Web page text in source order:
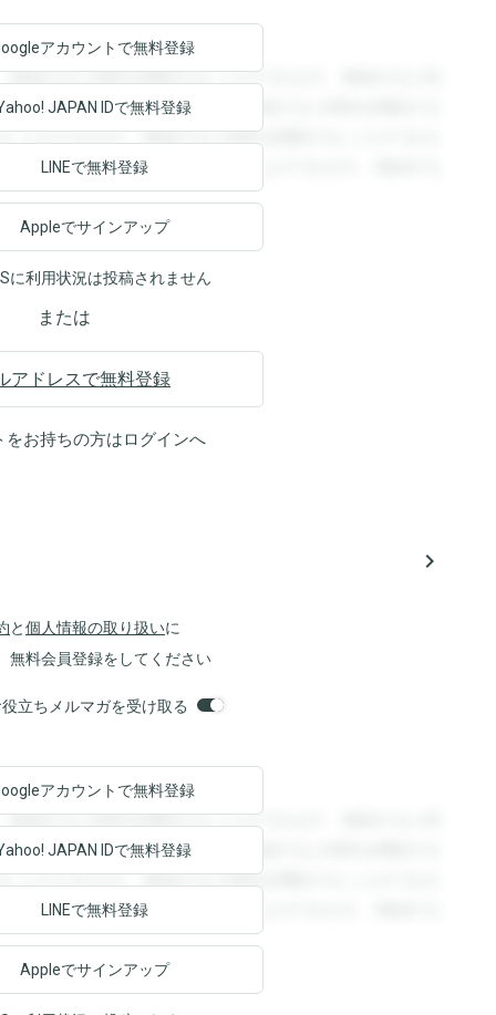
録すると回答を閲覧することができます。登録すると回
を閲覧することができます。登録すると回答を閲覧する
とができます。登録すると回答を閲覧することができま
。登録すると回答を閲覧することができます。登録する
アカウントで無料登録
JAPAN IDで無料登録
LINEで無料登録
Appleでサインアップ
に利用状況は投稿されません
または
アドレスで無料登録
をお持ちの方はログインへ
navigate_next
と個人情報の取り扱いに
無料会員登録をしてください
立ちメルマガを受け取る
録すると回答を閲覧することができます。登録すると回
を閲覧することができます。登録すると回答を閲覧する
とができます。登録すると回答を閲覧することができま
。登録すると回答を閲覧することができます。登録する
アカウントで無料登録
JAPAN IDで無料登録
LINEで無料登録
Appleでサインアップ